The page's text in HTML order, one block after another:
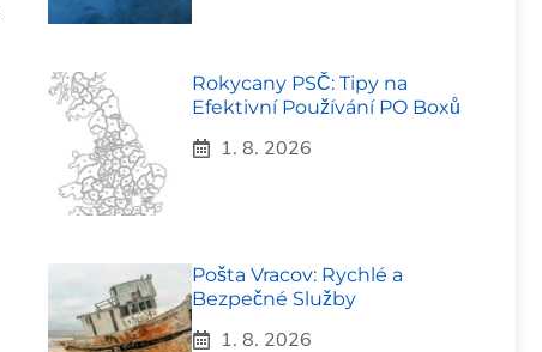
Rokycany PSČ: Tipy na
Efektivní Používání PO Boxů
1. 8. 2026
Pošta Vracov: Rychlé a
Bezpečné Služby
1. 8. 2026